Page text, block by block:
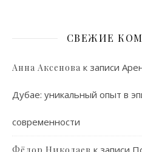
СВЕЖИЕ
Анна Аксенова к записи
Дубае: уникальный опыт в
современности